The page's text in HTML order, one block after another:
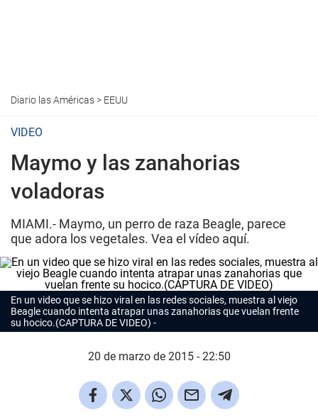
Diario las Américas> EEUU
VIDEO
Maymo y las zanahorias
voladoras
MIAMI.- Maymo, un perro de raza Beagle, parece
que adora los vegetales. Vea el vídeo aquí.
En un video que se hizo viral en las redes sociales, muestra al viejo
Beagle cuando intenta atrapar unas zanahorias que vuelan frente
su hocico.(CAPTURA DE VIDEO)
20 de marzo de 2015 - 22:50